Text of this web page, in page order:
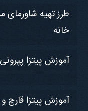
طرز تهیه شاورمای
خانه
آموزش پیتزا
آموزش پیتزا قارچ